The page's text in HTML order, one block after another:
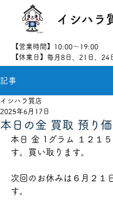
イシハラ
【営業時間】10:00～19:00
【休業日】毎月8日、21日、24
8523
記事
本日の金 買取 預り
イシハラ質店
2025年6月17日
本日 金 1グラム １２１
す。買い取ります。
次回のお休みは６月２１
す。